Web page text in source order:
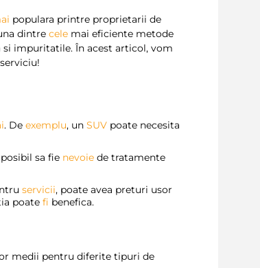
populara printre proprietarii de
dintrecele mai eficiente metode
si impuritatile. În acest articol, vom
. Deexemplu, unSUV poate necesita
sa fie nevoie de tratamente
servicii, poate avea preturi usor
poatefi benefica.
medii pentru diferite tipuri de